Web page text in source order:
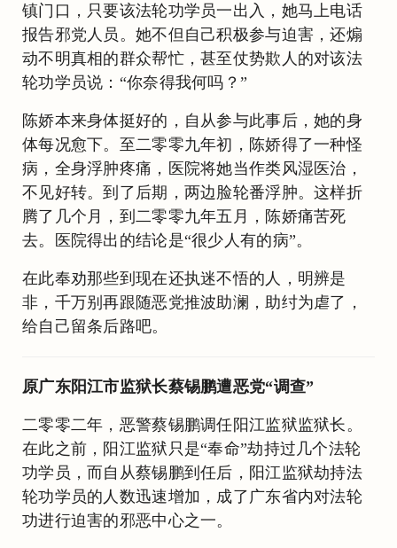
镇门口，只要该法轮功学员一出入，她马上电话
报告邪党人员。她不但自己积极参与迫害，还煽
动不明真相的群众帮忙，甚至仗势欺人的对该法
轮功学员说：“你奈得我何吗？”
陈娇本来身体挺好的，自从参与此事后，她的身
体每况愈下。至二零零九年初，陈娇得了一种怪
病，全身浮肿疼痛，医院将她当作类风湿医治，
不见好转。到了后期，两边脸轮番浮肿。这样折
腾了几个月，到二零零九年五月，陈娇痛苦死
去。医院得出的结论是“很少人有的病”。
在此奉劝那些到现在还执迷不悟的人，明辨是
非，千万别再跟随恶党推波助澜，助纣为虐了，
给自己留条后路吧。
原广东阳江市监狱长蔡锡鹏遭恶党“调查”
二零零二年，恶警蔡锡鹏调任阳江监狱监狱长。
在此之前，阳江监狱只是“奉命”劫持过几个法轮
功学员，而自从蔡锡鹏到任后，阳江监狱劫持法
轮功学员的人数迅速增加，成了广东省内对法轮
功进行迫害的邪恶中心之一。